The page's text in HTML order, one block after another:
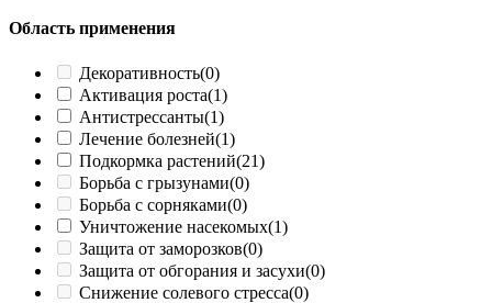
Область применения
Декоративность(0)
Активация роста(1)
Антистрессанты(1)
Лечение болезней(1)
Подкормка растений(21)
Борьба с грызунами(0)
Борьба с сорняками(0)
Уничтожение насекомых(1)
Защита от заморозков(0)
Защита от обгорания и засухи(0)
Снижение солевого стресса(0)